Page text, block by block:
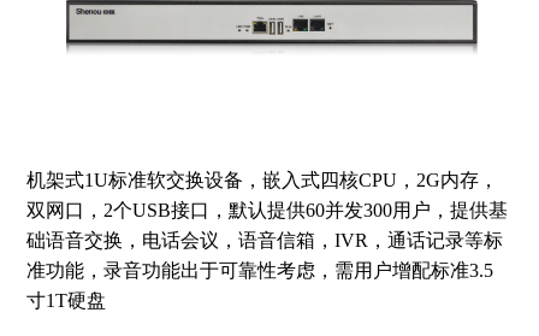
机架式1U标准软交换设备，嵌入式四核CPU，2G内存，
双网口，2个USB接口，默认提供60并发300用户，提供基
础语音交换，电话会议，语音信箱，IVR，通话记录等标
准功能，录音功能出于可靠性考虑，需用户增配标准3.5
寸1T硬盘